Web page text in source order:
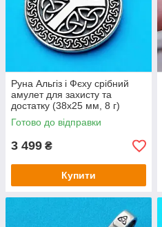
Руна Альгіз і Фєху срібний
амулет для захисту та
достатку (38х25 мм, 8 г)
Готово до відправки
3 499 ₴
Купити